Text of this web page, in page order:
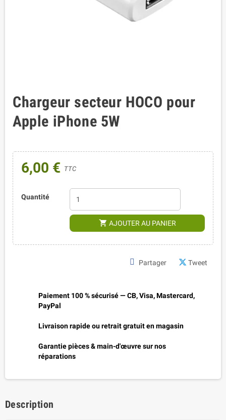
Chargeur secteur HOCO pour
Apple iPhone 5W
6,00 € TTC
Quantité
shopping_cart AJOUTER AU PANIER
Partager Tweet
Paiement 100 % sécurisé — CB, Visa, Mastercard,
PayPal
Livraison rapide ou retrait gratuit en magasin
Garantie pièces & main-d'œuvre sur nos
réparations
Description